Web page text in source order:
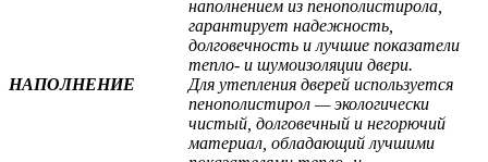
наполнением из пенополистирола,
гарантирует надежность,
долговечность и лучшие показатели
тепло- и шумоизоляции двери.
НАПОЛНЕНИЕ
Для утепления дверей используется
пенополистирол — экологически
чистый, долговечный и негорючий
материал, обладающий лучшими